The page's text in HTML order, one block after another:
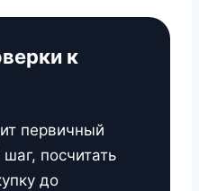
к
первичный
посчитать
до